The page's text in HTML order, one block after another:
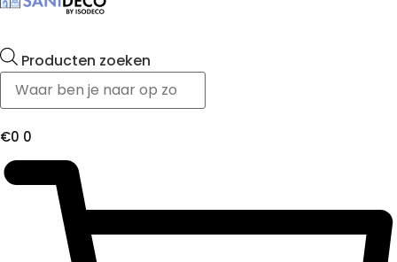
Producten zoeken
€0 0